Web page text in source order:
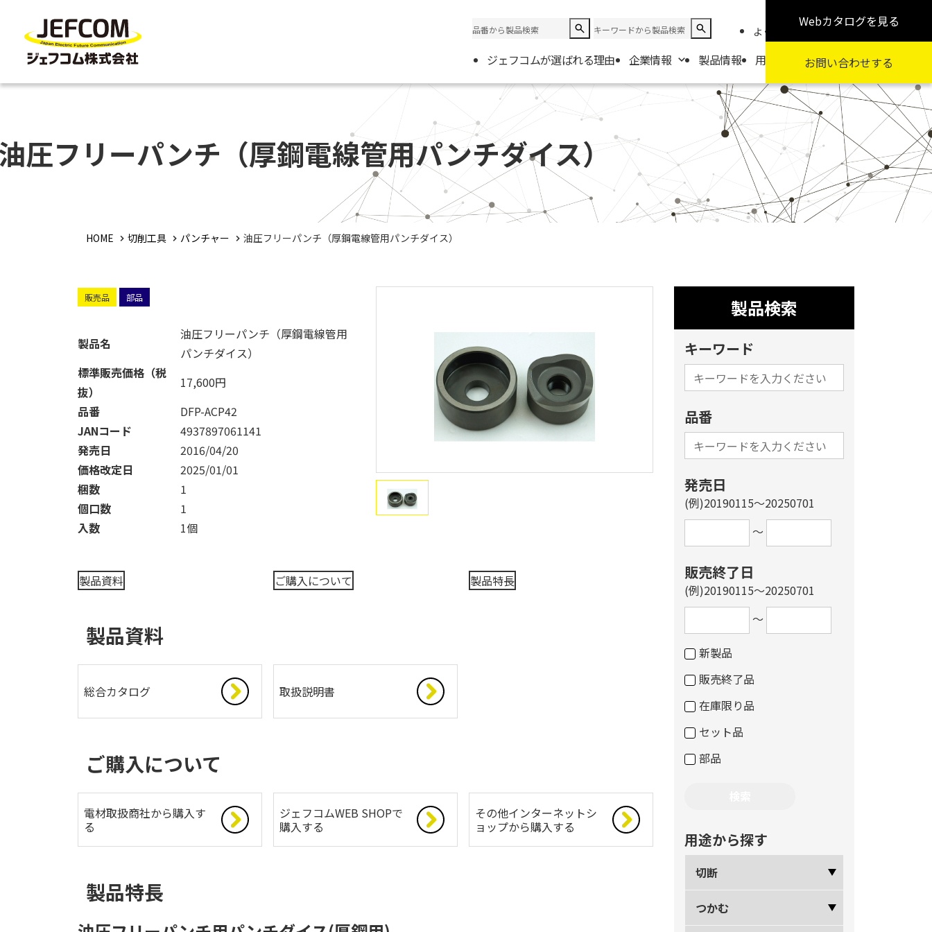
よくある質問 お知らせ 採用情報
ジェフコムが選ばれる理由 企業情報
企業情報
会社概要
電材取扱商社一覧
製品情報 用途から探す カテゴリから探す
Webカタログを見る
お問い合わせする
圧フリーパンチ（厚鋼電線管用パンチダイス）
HOME 切削工具 パンチャー 油圧フリーパンチ（厚鋼電線管用パンチダイス）
販売品 部品
製品名
油圧フリーパンチ（厚鋼電線管用
パンチダイス）
標準販売価格（税
抜）
17,600円
品番
DFP-ACP42
JANコード
4937897061141
発売日
2016/04/20
価格改定日
2025/01/01
梱数
1
個口数
1
入数
1個
製品資料 ご購入について 製品特長
製品資料
総合カタログ 取扱説明書
ご購入について
電材取扱商社から購入す
る
ジェフコムWEB SHOPで
購入する
その他インターネットシ
ョップから購入する
製品特長
製品検索
キーワード
品番
発売日
(例)20190115～20250701
～
販売終了日
(例)20190115～20250701
～
新製品
販売終了品
在庫限り品
セット品
部品
用途から探す
切断
つかむ